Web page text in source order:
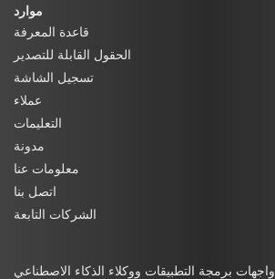
موارد
قاعدة المعرفة
الحقول القابلة للتصدير
تسجيل الشاشة
عملاء
التعليمات
مدونة
معلومات عنا
اتصل بنا
الشركات التابعة
واجهات برمجة التطبيقات ووكلاء الذكاء الاصطناعي